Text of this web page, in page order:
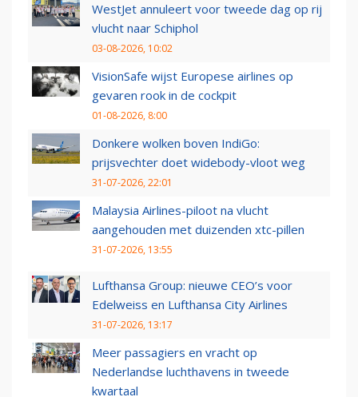
WestJet annuleert voor tweede dag op rij
vlucht naar Schiphol
03-08-2026, 10:02
VisionSafe wijst Europese airlines op
gevaren rook in de cockpit
01-08-2026, 8:00
Donkere wolken boven IndiGo:
prijsvechter doet widebody-vloot weg
31-07-2026, 22:01
Malaysia Airlines-piloot na vlucht
aangehouden met duizenden xtc-pillen
31-07-2026, 13:55
Lufthansa Group: nieuwe CEO’s voor
Edelweiss en Lufthansa City Airlines
31-07-2026, 13:17
Meer passagiers en vracht op
Nederlandse luchthavens in tweede
kwartaal